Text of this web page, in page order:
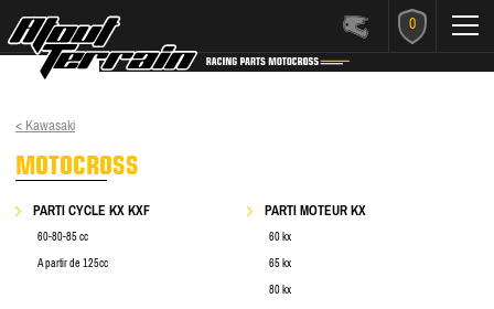
0
< Kawasaki
MOTOCROSS
PARTI CYCLE KX KXF
60-80-85 cc
A partir de 125cc
PARTI MOTEUR KX
60 kx
65 kx
80 kx